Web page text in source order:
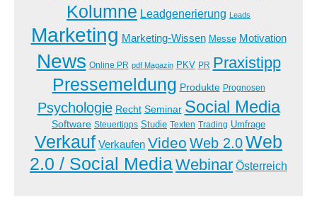
Kolumne Leadgenerierung Leads
Marketing Marketing-Wissen Messe Motivation
News Online PR pdf Magazin PKV PR Praxistipp
Pressemeldung Produkte Prognosen
Psychologie Recht Seminar Social Media
Software Steuertipps Studie Texten Trading Umfrage
Verkauf Verkaufen Video Web 2.0Web
2.0 / Social MediaWebinar Österreich